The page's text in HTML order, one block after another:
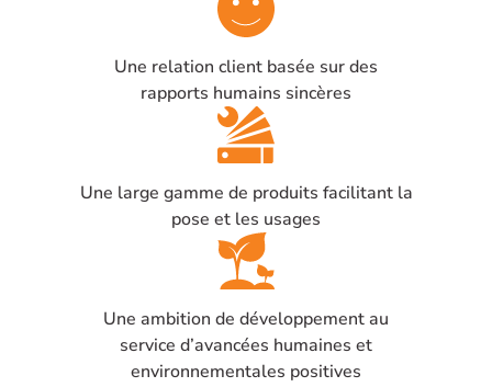
Une relation client basée sur des
rapports humains sincères
Une large gamme de produits facilitant la
pose et les usages
Une ambition de développement au
service d’avancées humaines et
environnementales positives